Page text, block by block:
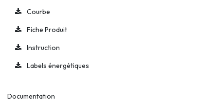
Courbe
Fiche Produit
Instruction
Labels énergétiques
Documentation